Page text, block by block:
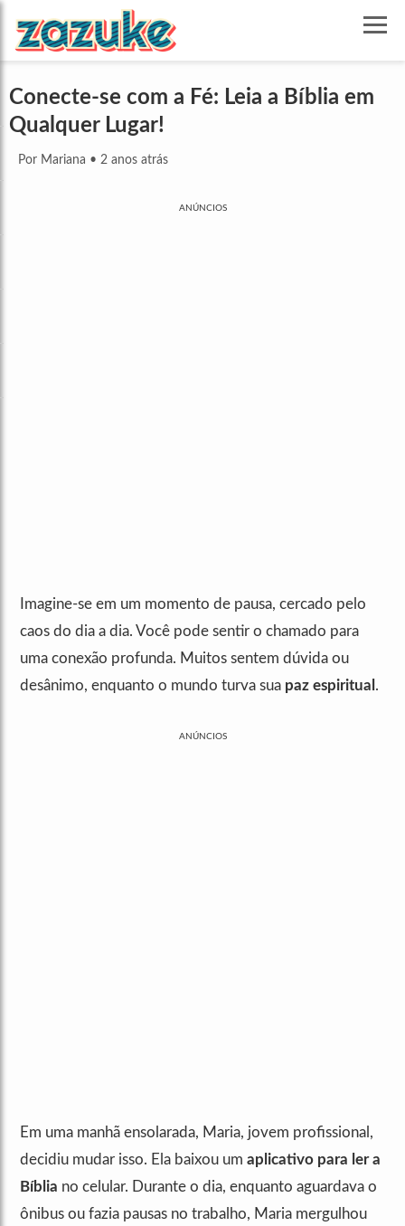
Conecte-se com a Fé: Leia a Bíblia em
Qualquer Lugar!
Por Mariana • 2 anos atrás
ANÚNCIOS
Imagine-se em um momento de pausa, cercado pelo
caos do dia a dia. Você pode sentir o chamado para
uma conexão profunda. Muitos sentem dúvida ou
desânimo, enquanto o mundo turva sua paz espiritual .
ANÚNCIOS
Em uma manhã ensolarada, Maria, jovem profissional,
decidiu mudar isso. Ela baixou um aplicativo para ler a
Bíblia no celular. Durante o dia, enquanto aguardava o
ônibus ou fazia pausas no trabalho, Maria mergulhou